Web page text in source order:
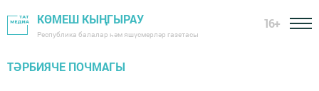
КӨМЕШ КЫҢГЫРАУ
Республика балалар һәм яшүсмерләр газетасы
16+
ТӘРБИЯЧЕ ПОЧМАГЫ